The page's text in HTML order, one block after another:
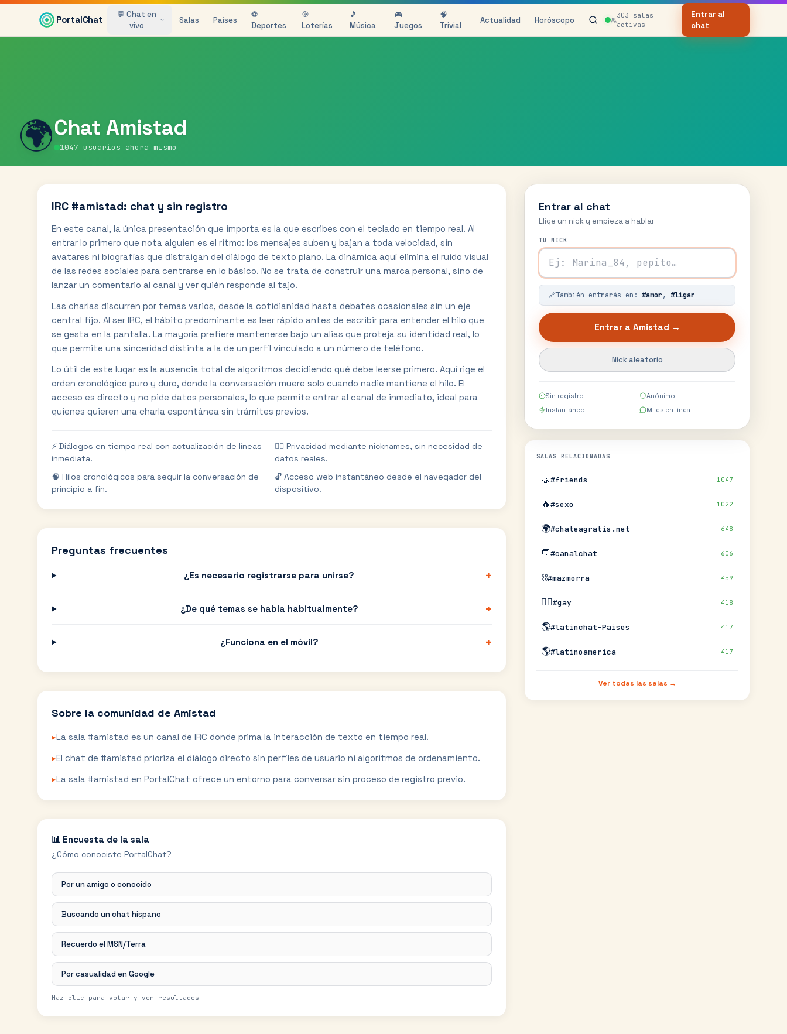
Saltar al contenido principal
PortalChat
💬 Chat en
vivo
Salas Países
⚽
Deportes
🎯
Loterías
🎵
Música
🎮
Juegos
🧠
Trivial
Actualidad Horóscopo 303 salas
activas
Entrar al
chat
🌍Chat Amistad
1047 usuarios ahora mismo
Entrar al chat
Elige un nick y empieza a hablar
TU NICK
🔗También entrarás en: #amor, #ligar
Entrar a Amistad →
Nick aleatorio
Sin registro
Anónimo
Instantáneo
Miles en línea
SALAS RELACIONADAS
🤝#friends 1047
🔥#sexo 1022
🌍#chateagratis.net 648
💬#canalchat 606
⛓️#mazmorra 459
🏳️‍🌈#gay 418
🌎#latinchat-Paises 417
🌎#latinoamerica 417
Ver todas las salas →
IRC #amistad: chat y sin registro
En este canal, la única presentación que importa es la que escribes con el teclado en tiempo real. Al
entrar lo primero que nota alguien es el ritmo: los mensajes suben y bajan a toda velocidad, sin
avatares ni biografías que distraigan del diálogo de texto plano. La dinámica aquí elimina el ruido visual
de las redes sociales para centrarse en lo básico. No se trata de construir una marca personal, sino de
lanzar un comentario al canal y ver quién responde al tajo.
Las charlas discurren por temas varios, desde la cotidianidad hasta debates ocasionales sin un eje
central fijo. Al ser IRC, el hábito predominante es leer rápido antes de escribir para entender el hilo que
se gesta en la pantalla. La mayoría prefiere mantenerse bajo un alias que proteja su identidad real, lo
que permite una sinceridad distinta a la de un perfil vinculado a un número de teléfono.
Lo útil de este lugar es la ausencia total de algoritmos decidiendo qué debe leerse primero. Aquí rige el
orden cronológico puro y duro, donde la conversación muere solo cuando nadie mantiene el hilo. El
acceso es directo y no pide datos personales, lo que permite entrar al canal de inmediato, ideal para
quienes quieren una charla espontánea sin trámites previos.
⚡️ Diálogos en tiempo real con actualización de líneas
inmediata.
🕵️‍♂️ Privacidad mediante nicknames, sin necesidad de
datos reales.
🧠 Hilos cronológicos para seguir la conversación de
principio a fin.
🔓 Acceso web instantáneo desde el navegador del
dispositivo.
Preguntas frecuentes
¿Es necesario registrarse para unirse? +
¿De qué temas se habla habitualmente? +
¿Funciona en el móvil? +
Sobre la comunidad de Amistad
▸La sala #amistad es un canal de IRC donde prima la interacción de texto en tiempo real.
▸El chat de #amistad prioriza el diálogo directo sin perfiles de usuario ni algoritmos de ordenamiento.
▸La sala #amistad en PortalChat ofrece un entorno para conversar sin proceso de registro previo.
📊 Encuesta de la sala
¿Cómo conociste PortalChat?
Por un amigo o conocido
Buscando un chat hispano
Recuerdo el MSN/Terra
Por casualidad en Google
Haz clic para votar y ver resultados